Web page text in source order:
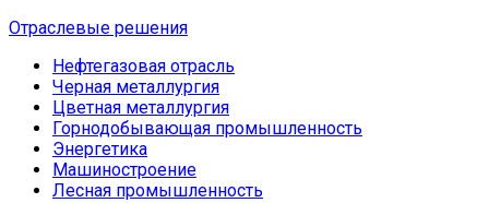
Отраслевые решения
Нефтегазовая отрасль
Черная металлургия
Цветная металлургия
Горнодобывающая промышленность
Энергетика
Машиностроение
Лесная промышленность